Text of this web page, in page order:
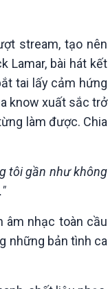
stream, tạo nên
Lamar, bài hát kết
tai lấy cảm hứng
know xuất sắc trở
làm được. Chia
tôi gần như không
âm nhạc toàn cầu
những bản tình ca